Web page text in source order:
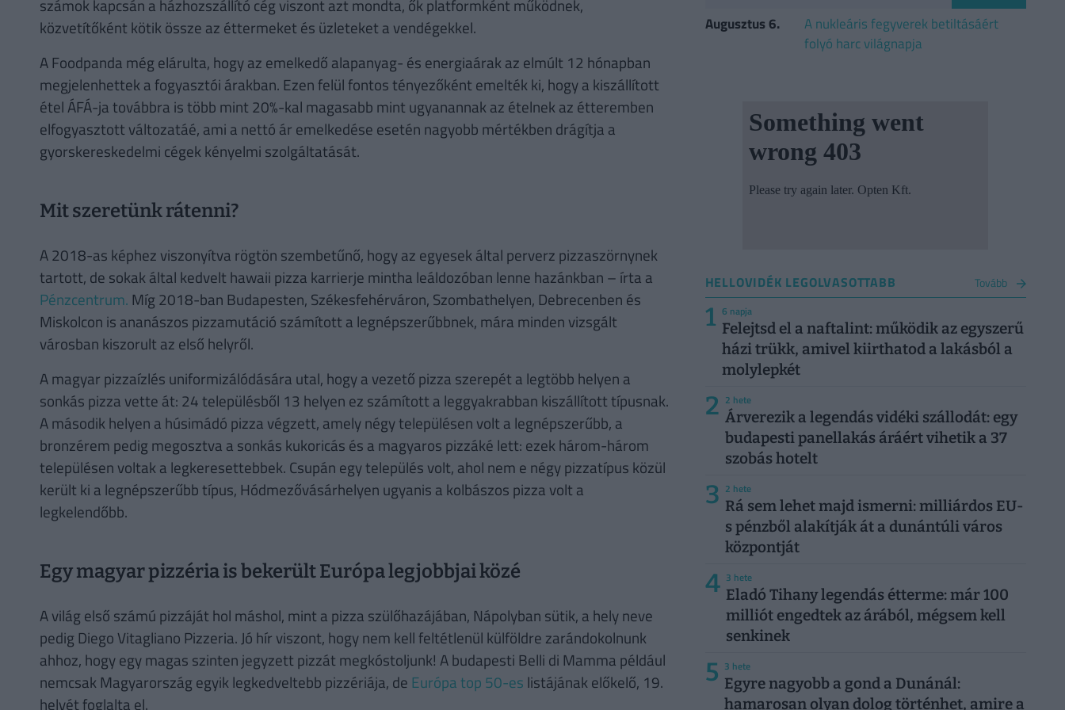
számok kapcsán a házhozszállító cég viszont azt mondta, ők platformként működnek,
közvetítőként kötik össze az éttermeket és üzleteket a vendégekkel.
A Foodpanda még elárulta, hogy az emelkedő alapanyag- és energiaárak az elmúlt 12 hónapban
megjelenhettek a fogyasztói árakban. Ezen felül fontos tényezőként emelték ki, hogy a kiszállított
étel ÁFÁ-ja továbbra is több mint 20%-kal magasabb mint ugyanannak az ételnek az étteremben
elfogyasztott változatáé, ami a nettó ár emelkedése esetén nagyobb mértékben drágítja a
gyorskereskedelmi cégek kényelmi szolgáltatását.
Mit szeretünk rátenni?
A 2018-as képhez viszonyítva rögtön szembetűnő, hogy az egyesek által perverz pizzaszörnynek
tartott, de sokak által kedvelt hawaii pizza karrierje mintha leáldozóban lenne hazánkban – írta a
Pénzcentrum. Míg 2018-ban Budapesten, Székesfehérváron, Szombathelyen, Debrecenben és
Miskolcon is ananászos pizzamutáció számított a legnépszerűbbnek, mára minden vizsgált
városban kiszorult az első helyről.
A magyar pizzaízlés uniformizálódására utal, hogy a vezető pizza szerepét a legtöbb helyen a
sonkás pizza vette át: 24 településből 13 helyen ez számított a leggyakrabban kiszállított típusnak.
A második helyen a húsimádó pizza végzett, amely négy településen volt a legnépszerűbb, a
bronzérem pedig megosztva a sonkás kukoricás és a magyaros pizzáké lett: ezek három-három
településen voltak a legkeresettebbek. Csupán egy település volt, ahol nem e négy pizzatípus közül
került ki a legnépszerűbb típus, Hódmezővásárhelyen ugyanis a kolbászos pizza volt a
legkelendőbb.
Egy magyar pizzéria is bekerült Európa legjobbjai közé
A világ első számú pizzáját hol máshol, mint a pizza szülőhazájában, Nápolyban sütik, a hely neve
pedig Diego Vitagliano Pizzeria. Jó hír viszont, hogy nem kell feltétlenül külföldre zarándokolnunk
ahhoz, hogy egy magas szinten jegyzett pizzát megkóstoljunk! A budapesti Belli di Mamma például
nemcsak Magyarország egyik legkedveltebb pizzériája, de Európa top 50-es listájának előkelő, 19.
helyét foglalta el.
Augusztus 6.
A nukleáris fegyverek betiltásáért
folyó harc világnapja
HELLOVIDÉK LEGOLVASOTTABB Tovább
1 6 napja
Felejtsd el a naftalint: működik az egyszerű
házi trükk, amivel kiirthatod a lakásból a
molylepkét
2 2 hete
Árverezik a legendás vidéki szállodát: egy
budapesti panellakás áráért vihetik a 37
szobás hotelt
3 2 hete
Rá sem lehet majd ismerni: milliárdos EU-
s pénzből alakítják át a dunántúli város
központját
4 3 hete
Eladó Tihany legendás étterme: már 100
milliót engedtek az árából, mégsem kell
senkinek
5 3 hete
Egyre nagyobb a gond a Dunánál:
hamarosan olyan dolog történhet, amire a